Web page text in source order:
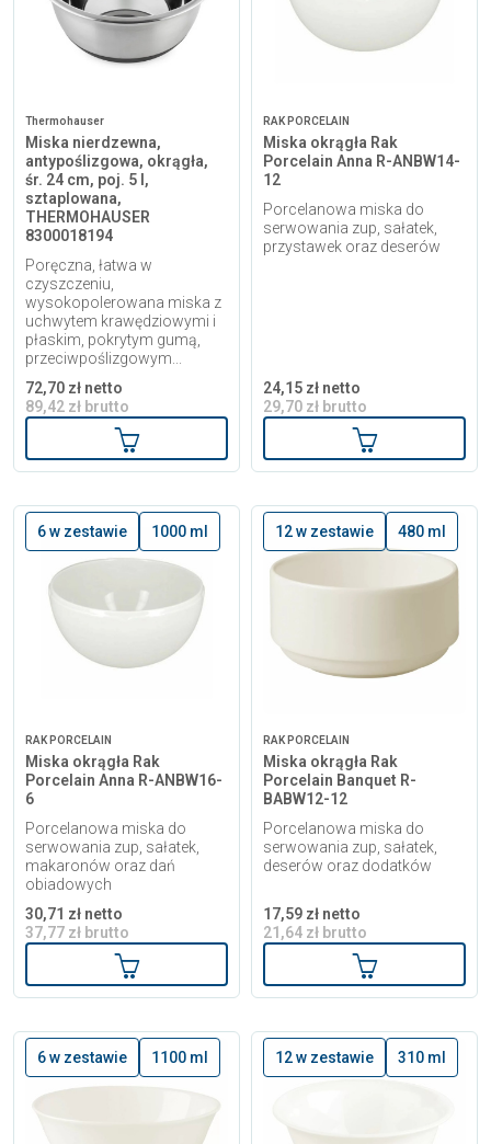
Thermohauser
Miska nierdzewna,
antypoślizgowa, okrągła,
śr. 24 cm, poj. 5 l,
sztaplowana,
THERMOHAUSER
8300018194
Poręczna, łatwa w
czyszczeniu,
wysokopolerowana miska z
uchwytem krawędziowymi i
płaskim, pokrytym gumą,
przeciwpoślizgowym...
72,70 zł netto
89,42 zł brutto
Dodaj do koszyka
RAK PORCELAIN
Miska okrągła Rak
Porcelain Anna R-ANBW14-
12
Porcelanowa miska do
serwowania zup, sałatek,
przystawek oraz deserów
24,15 zł netto
29,70 zł brutto
Dodaj do
6 w zestawie 1000 ml
RAK PORCELAIN
Miska okrągła Rak
Porcelain Anna R-ANBW16-
6
Porcelanowa miska do
serwowania zup, sałatek,
makaronów oraz dań
obiadowych
30,71 zł netto
37,77 zł brutto
Dodaj do koszyka
12 w zestawie 480 ml
RAK PORCELAIN
Miska okrągła Rak
Porcelain Banquet R-
BABW12-12
Porcelanowa miska do
serwowania zup, sałatek,
deserów oraz dodatków
17,59 zł netto
21,64 zł brutto
Dodaj do
6 w zestawie 1100 ml 12 w zestawie 310 ml